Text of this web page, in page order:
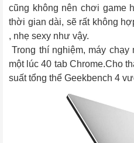
cũng không nên chơi game
thời gian dài, sẽ rất không
, nhẹ sexy như vậy.
Trong thí nghiệm, máy
một lúc 40 tab Chrome.Cho
suất tổng thể Geekbench 4